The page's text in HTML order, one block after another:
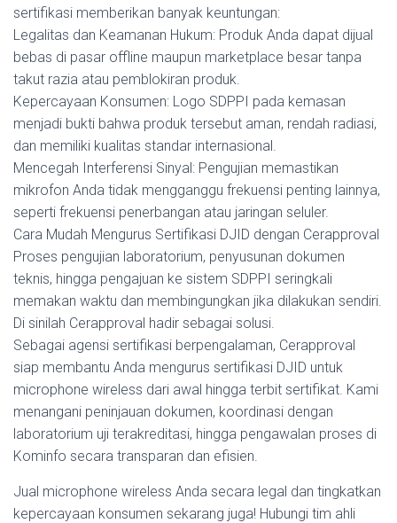
sertifikasi memberikan banyak keuntungan:
Legalitas dan Keamanan Hukum: Produk Anda dapat dijual
bebas di pasar offline maupun marketplace besar tanpa
takut razia atau pemblokiran produk.
Kepercayaan Konsumen: Logo SDPPI pada kemasan
menjadi bukti bahwa produk tersebut aman, rendah radiasi,
dan memiliki kualitas standar internasional.
Mencegah Interferensi Sinyal: Pengujian memastikan
mikrofon Anda tidak mengganggu frekuensi penting lainnya,
seperti frekuensi penerbangan atau jaringan seluler.
Cara Mudah Mengurus Sertifikasi DJID dengan Cerapproval
Proses pengujian laboratorium, penyusunan dokumen
teknis, hingga pengajuan ke sistem SDPPI seringkali
memakan waktu dan membingungkan jika dilakukan sendiri.
Di sinilah Cerapproval hadir sebagai solusi.
Sebagai agensi sertifikasi berpengalaman, Cerapproval
siap membantu Anda mengurus sertifikasi DJID untuk
microphone wireless dari awal hingga terbit sertifikat. Kami
menangani peninjauan dokumen, koordinasi dengan
laboratorium uji terakreditasi, hingga pengawalan proses di
Kominfo secara transparan dan efisien.
Jual microphone wireless Anda secara legal dan tingkatkan
kepercayaan konsumen sekarang juga! Hubungi tim ahli